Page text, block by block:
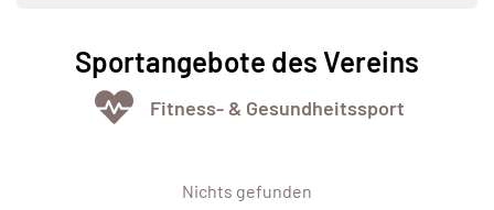
Sportangebote des Vereins
Fitness- & Gesundheitssport
Nichts gefunden